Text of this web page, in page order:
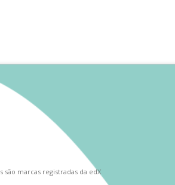
marcas registradas da edX